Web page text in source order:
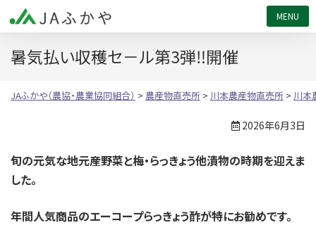
暑気払い収穫セ－ル第3弾‼開催
JAふかや（農協・農業協同組合） > 農産物直売所 > 川本農産物直売所 > 川本
2026年6月3日
旬の元気な地元産野菜と梅・らっきょう他漬物の時期を迎えま
した。
年間人気商品のエーコープらっきょう酢が特にお勧めです。